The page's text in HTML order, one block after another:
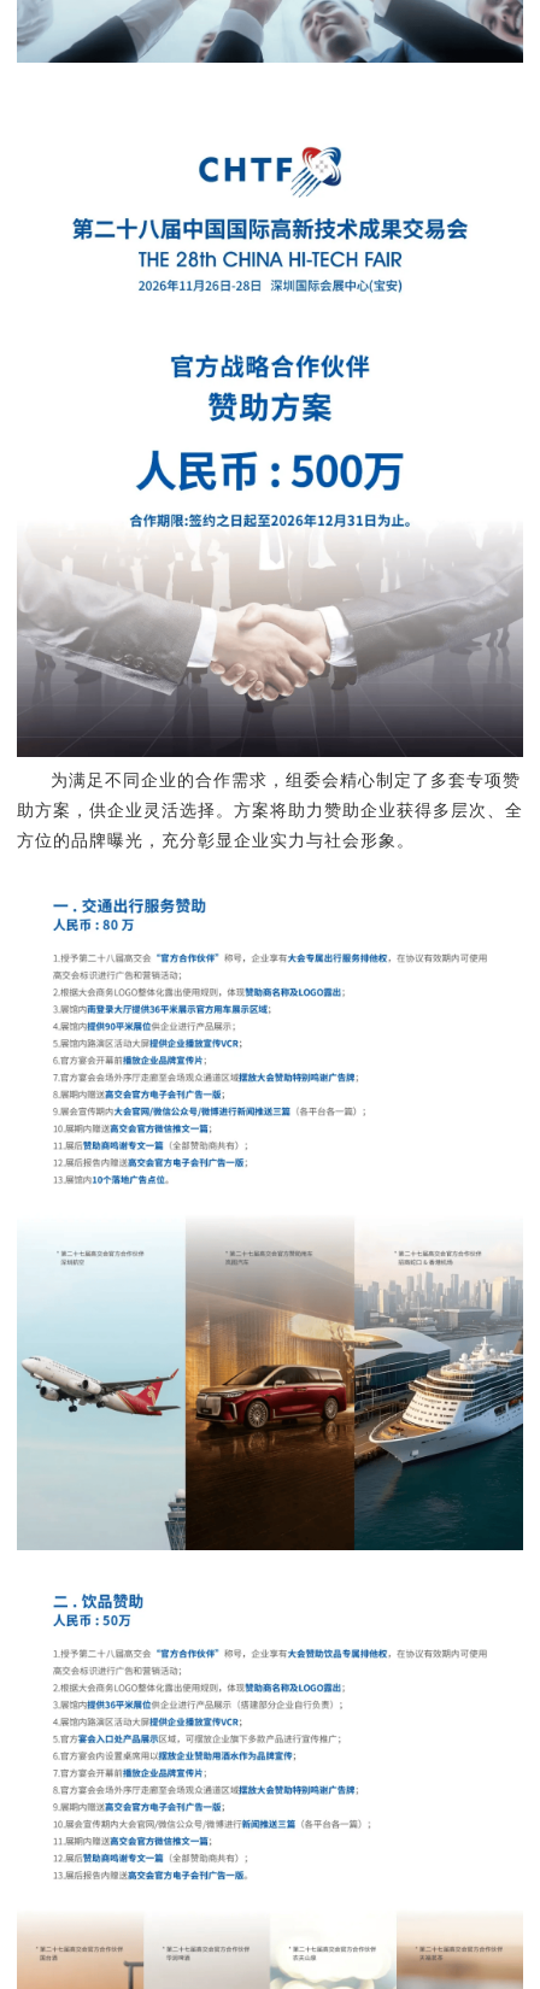
为满足不同企业的合作需求，组委会精心制定了多套专项赞
助方案，供企业灵活选择。方案将助力赞助企业获得多层次、全
方位的品牌曝光，充分彰显企业实力与社会形象。